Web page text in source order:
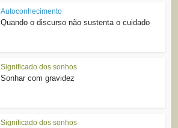
Autoconhecimento
Quando o discurso não sustenta o cuidado
Significado dos sonhos
Sonhar com gravidez
Significado dos sonhos